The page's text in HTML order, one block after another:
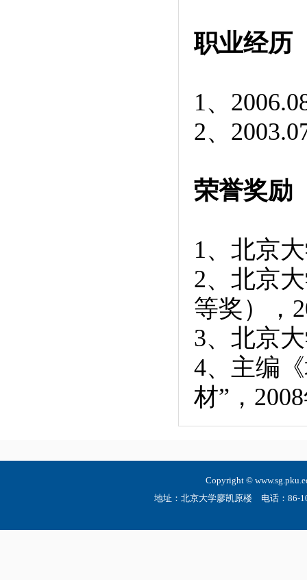
职业经历
1、
2、
荣誉奖励
1、北京
2、北京
等奖），
3、北京
4、主编
材”， 2008
Copyright ©
地址：北京大学廖凯原楼 电话：86-